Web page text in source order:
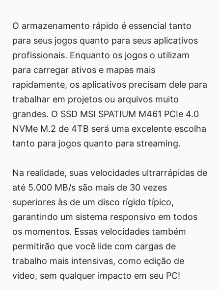
O armazenamento rápido é essencial tanto
para seus jogos quanto para seus aplicativos
profissionais. Enquanto os jogos o utilizam
para carregar ativos e mapas mais
rapidamente, os aplicativos precisam dele para
trabalhar em projetos ou arquivos muito
grandes. O SSD MSI SPATIUM M461 PCIe 4.0
NVMe M.2 de 4TB será uma excelente escolha
tanto para jogos quanto para streaming.
Na realidade, suas velocidades ultrarrápidas de
até 5.000 MB/s são mais de 30 vezes
superiores às de um disco rígido típico,
garantindo um sistema responsivo em todos
os momentos. Essas velocidades também
permitirão que você lide com cargas de
trabalho mais intensivas, como edição de
vídeo, sem qualquer impacto em seu PC!